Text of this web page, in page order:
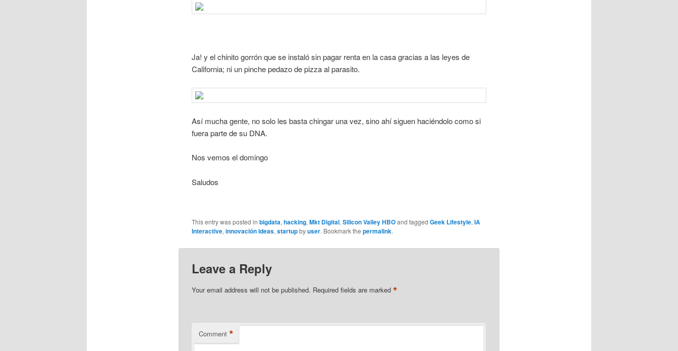
Ja! y el chinito gorrón que se instaló sin pagar renta en la casa gracias a las leyes de
California; ni un pinche pedazo de pizza al parasito.
Así mucha gente, no solo les basta chingar una vez, sino ahí siguen haciéndolo como si
fuera parte de su DNA.
Nos vemos el domingo
Saludos
This entry was posted in bigdata,hacking,Mkt Digital,Silicon Valley HBOand tagged Geek Lifestyle,IA
Interactive,innovación ideas,startupbyuser. Bookmark the permalink.
Leave a Reply
Your email address will not be published. Required fields are marked *
Comment *